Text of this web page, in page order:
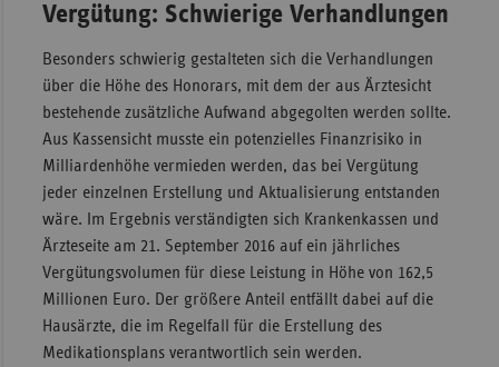
Vergütung: Schwierige Verhandlungen
Besonders schwierig gestalteten sich die Verhandlungen
über die Höhe des Honorars, mit dem der aus Ärztesicht
bestehende zusätzliche Aufwand abgegolten werden sollte.
Aus Kassensicht musste ein potenzielles Finanzrisiko in
Milliardenhöhe vermieden werden, das bei Vergütung
jeder einzelnen Erstellung und Aktualisierung entstanden
wäre. Im Ergebnis verständigten sich Krankenkassen und
Ärzteseite am 21. September 2016 auf ein jährliches
Vergütungsvolumen für diese Leistung in Höhe von 162,5
Millionen Euro. Der größere Anteil entfällt dabei auf die
Hausärzte, die im Regelfall für die Erstellung des
Medikationsplans verantwortlich sein werden.